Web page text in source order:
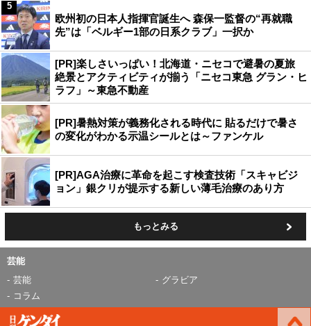
欧州初の日本人指揮官誕生へ 森保一監督の“再就職
先”は「ベルギー1部の日系クラブ」一択か
5
[PR]楽しさいっぱい！北海道・ニセコで避暑の夏旅
絶景とアクティビティが揃う「ニセコ東急 グラン・ヒ
ラフ」～東急不動産
[PR]暑熱対策が義務化される時代に 貼るだけで暑さ
の変化がわかる示温シールとは～ファンケル
[PR]AGA治療に革命を起こす検査技術「スキャビジ
ョン」銀クリが提示する新しい薄毛治療のあり方
もっとみる
芸能
芸能
グラビア
コラム